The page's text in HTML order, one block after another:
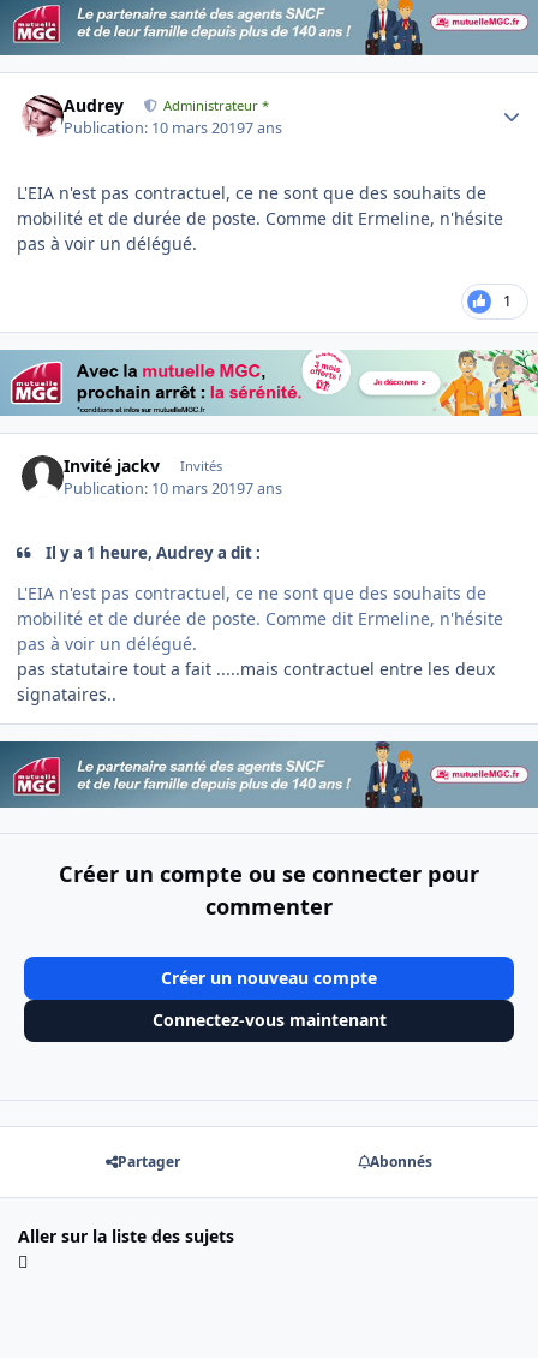
Audrey Administrateur *
Publication: 10 mars 20197 ans
L'EIA n'est pas contractuel, ce ne sont que des souhaits de
mobilité et de durée de poste. Comme dit Ermeline, n'hésite
pas à voir un délégué.
1
Invité jackv Invités
Publication: 10 mars 20197 ans
Il y a 1 heure, Audrey a dit :
L'EIA n'est pas contractuel, ce ne sont que des souhaits de
mobilité et de durée de poste. Comme dit Ermeline, n'hésite
pas à voir un délégué.
pas statutaire tout a fait .....mais contractuel entre les deux
signataires..
Créer un compte ou se connecter pour
commenter
Créer un nouveau compte
Connectez-vous maintenant
Partager Abonnés
Aller sur la liste des sujets